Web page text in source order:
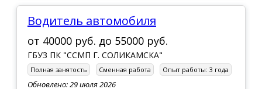
Водитель автомобиля
от 40000 руб. до 55000 руб.
ГБУЗ ПК "ССМП Г. СОЛИКАМСКА"
Полная занятость Сменная работа Опыт работы: 3 года
Обновлено: 29 июля 2026